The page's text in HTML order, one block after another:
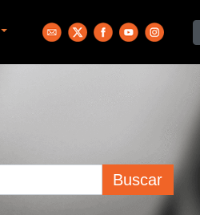
Buscar